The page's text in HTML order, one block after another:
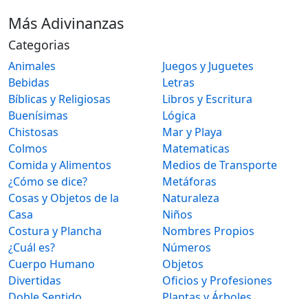
Más Adivinanzas
Categorias
Animales
Bebidas
Bíblicas y Religiosas
Buenísimas
Chistosas
Colmos
Comida y Alimentos
¿Cómo se dice?
Cosas y Objetos de la
Casa
Costura y Plancha
¿Cuál es?
Cuerpo Humano
Divertidas
Juegos y Juguetes
Letras
Libros y Escritura
Lógica
Mar y Playa
Matematicas
Medios de Transporte
Metáforas
Naturaleza
Niños
Nombres Propios
Números
Objetos
Oficios y Profesiones